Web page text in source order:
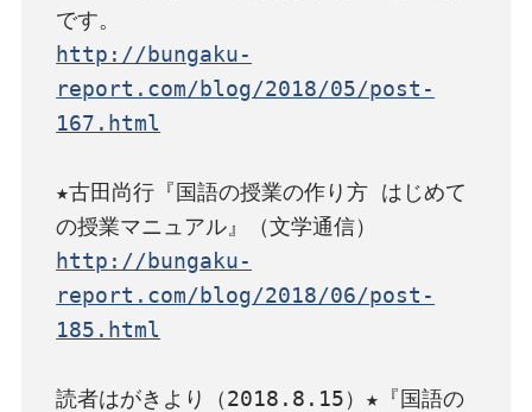
http://bungaku-
report.com/blog/2018/05/post-
167.html
★古田尚行『国語の授業の作り方 はじめて
http://bungaku-
report.com/blog/2018/06/post-
185.html
読者はがきより（2018.8.15）★『国語の